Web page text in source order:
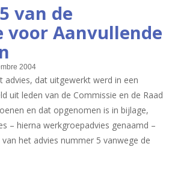
van de
voor Aanvullende
2004
advies, dat uitgewerkt werd in een
uit leden van de Commissie en de Raad
en dat opgenomen is in bijlage,
– hierna werkgroepadvies genaamd –
het advies nummer 5 vanwege de